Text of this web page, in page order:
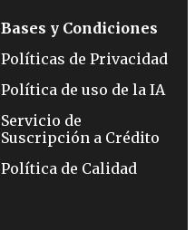
Bases y Condiciones
Políticas de Privacidad
Política de uso de la IA
Servicio de
Suscripción a Crédito
Política de Calidad